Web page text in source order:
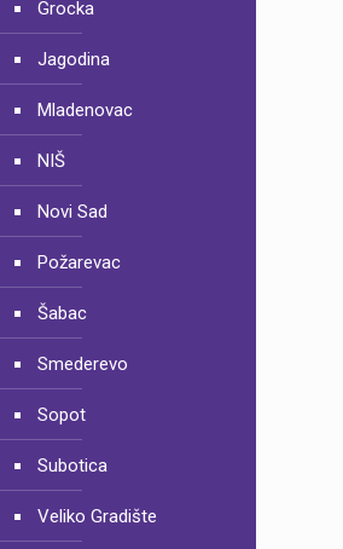
Grocka
Jagodina
Mladenovac
NIŠ
Novi Sad
Požarevac
Šabac
Smederevo
Sopot
Subotica
Veliko Gradište